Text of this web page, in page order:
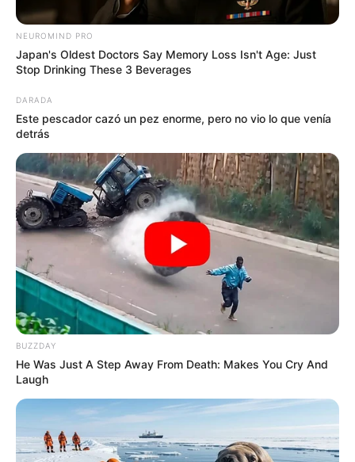
Composición Alerta - Colprensa y diseñado por
Magnific - www.magnific.com
¿Cuántas personas salieron de la pobreza en Bogotá
entre 2023 y 2025?
Por:July Morales
Junio 15, 2026
UNIRSE AL CANAL DE WHATSAPP
NEUROMIND PRO
Japan's Oldest Doctors Say Memory Loss Isn't Age: Just
Stop Drinking These 3 Beverages
DARADA
Este pescador cazó un pez enorme, pero no vio lo que venía
detrás
BUZZDAY
He Was Just A Step Away From Death: Makes You Cry And
Laugh